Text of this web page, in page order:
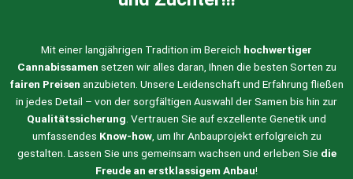
Mit einer langjährigen Tradition im Bereich hochwertiger
Cannabissamen setzen wir alles daran, Ihnen die besten Sorten zu
fairen Preisen anzubieten. Unsere Leidenschaft und Erfahrung fließen
in jedes Detail – von der sorgfältigen Auswahl der Samen bis hin zur
Qualitätssicherung . Vertrauen Sie auf exzellente Genetik und
umfassendes Know-how, um Ihr Anbauprojekt erfolgreich zu
gestalten. Lassen Sie uns gemeinsam wachsen und erleben Sie die
Freude an erstklassigem Anbau!